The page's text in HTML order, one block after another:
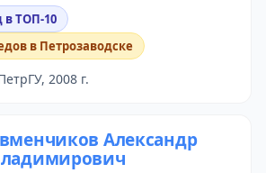
в ТОП-10
в Петрозаводске
2008 г.
Александр